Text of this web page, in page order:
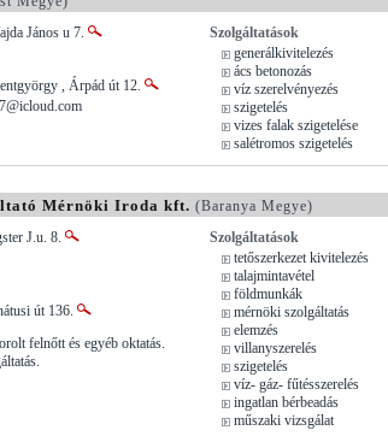
János u 7.
, Árpád út 12.
Szolgáltatások
generálkivitelezés
ács betonozás
víz szerelvényezés
szigetelés
vizes falak szigetelése
salétromos szigetelés
Mérnöki Iroda kft. (Baranya Megye)
J.u. 8.
út 136.
felnőtt és egyéb oktatás.
Szolgáltatások
tetőszerkezet kivitelezés
talajmintavétel
földmunkák
mérnöki szolgáltatás
elemzés
villanyszerelés
szigetelés
víz- gáz- fűtésszerelés
ingatlan bérbeadás
műszaki vizsgálat